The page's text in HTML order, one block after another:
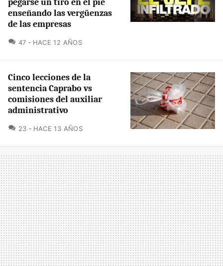
pegarse un tiro en el pie
enseñando las vergüenzas
de las empresas
47 COMENTARIOS
HACE 12 AÑOS
Cinco lecciones de la
sentencia Caprabo vs
comisiones del auxiliar
administrativo
23 COMENTARIOS
HACE 13 AÑOS